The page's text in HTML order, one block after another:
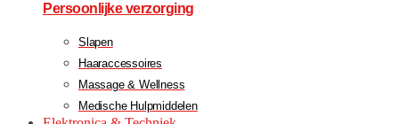
Persoonlijke verzorging
Slapen
Haaraccessoires
Massage & Wellness
Medische Hulpmiddelen